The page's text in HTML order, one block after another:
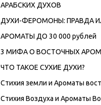
АРАБСКИХ ДУХОВ
ДУХИ-ФЕРОМОНЫ: ПРАВДА
АРОМАТЫ ДО 30 000 рублей
3 МИФА О ВОСТОЧНЫХ
ЧТО ТАКОЕ СУХИЕ ДУХИ?
Стихия земли и Ароматы
Стихия Воздуха и Ароматы